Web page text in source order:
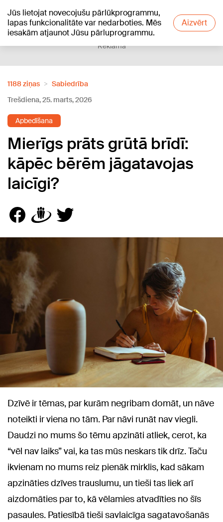
Jūs lietojat novecojušu pārlūkprogrammu,
lapas funkcionalitāte var nedarboties. Mēs
iesakām atjaunot Jūsu pārluprogrammu.
Aizvērt
+17°C
Reklāma
1188 ziņas
Sabiedrība
Trešdiena, 25. marts, 2026
Apbedīšana
Mierīgs prāts grūtā brīdī:
kāpēc bērēm jāgatavojas
laicīgi?
Dzīvē ir tēmas, par kurām negribam domāt, un nāve
noteikti ir viena no tām. Par nāvi runāt nav viegli.
Daudzi no mums šo tēmu apzināti atliek, cerot, ka
“vēl nav laiks” vai, ka tas mūs neskars tik drīz. Taču
ikvienam no mums reiz pienāk mirklis, kad sākam
apzināties dzīves trauslumu, un tieši tas liek arī
aizdomāties par to, kā vēlamies atvadīties no šīs
pasaules. Patiesībā tieši savlaicīga sagatavošanās